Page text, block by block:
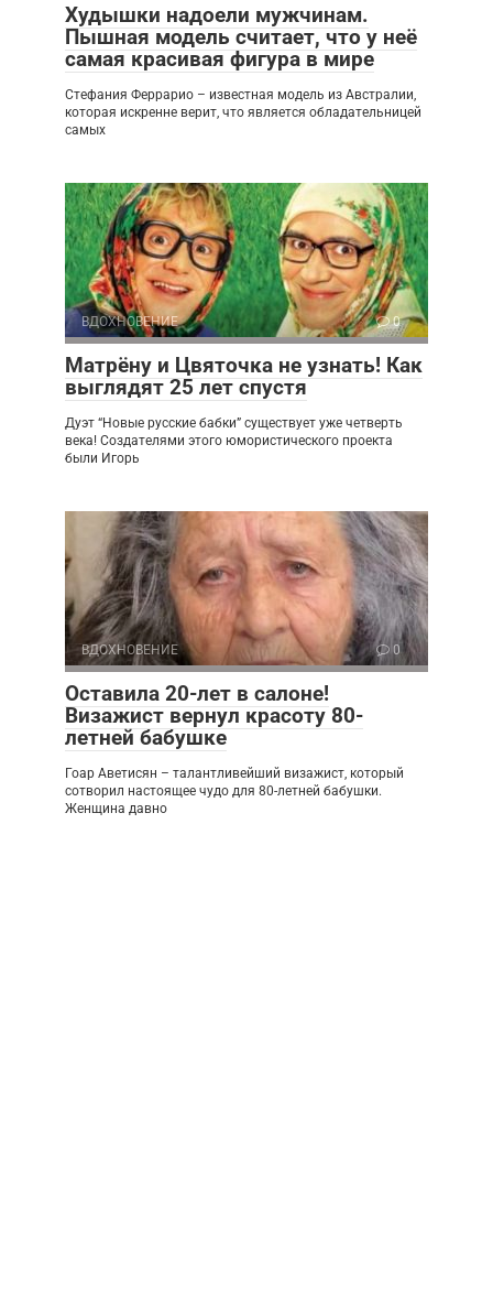
Худышки надоели мужчинам.
Пышная модель считает, что у неё
самая красивая фигура в мире
Стефания Феррарио – известная модель из Австралии,
которая искренне верит, что является обладательницей
самых
ВДОХНОВЕНИЕ 0
Матрёну и Цвяточка не узнать! Как
выглядят 25 лет спустя
Дуэт “Новые русские бабки” существует уже четверть
века! Создателями этого юмористического проекта
были Игорь
ВДОХНОВЕНИЕ 0
Оставила 20-лет в салоне!
Визажист вернул красоту 80-
летней бабушке
Гоар Аветисян – талантливейший визажист, который
сотворил настоящее чудо для 80-летней бабушки.
Женщина давно